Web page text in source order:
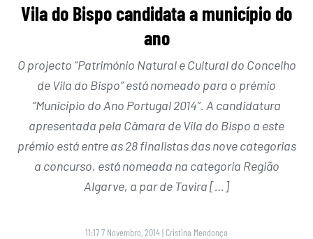
Vila do Bispo candidata a município do
ano
O projecto “Património Natural e Cultural do Concelho
de Vila do Bispo” está nomeado para o prémio
“Município do Ano Portugal 2014”. A candidatura
apresentada pela Câmara de Vila do Bispo a este
prémio está entre as 28 finalistas das nove categorias
a concurso, está nomeada na categoria Região
Algarve, a par de Tavira […]
11:17 7 Novembro, 2014| Cristina Mendonça